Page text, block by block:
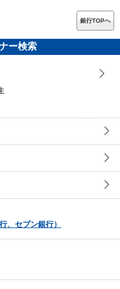
銀行TOPへ
ー検索
、セブン銀行）